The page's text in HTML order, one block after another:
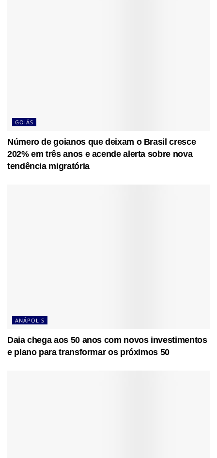
GOIÁS
Número de goianos que deixam o Brasil cresce
202% em três anos e acende alerta sobre nova
tendência migratória
ANÁPOLIS
Daia chega aos 50 anos com novos investimentos
e plano para transformar os próximos 50